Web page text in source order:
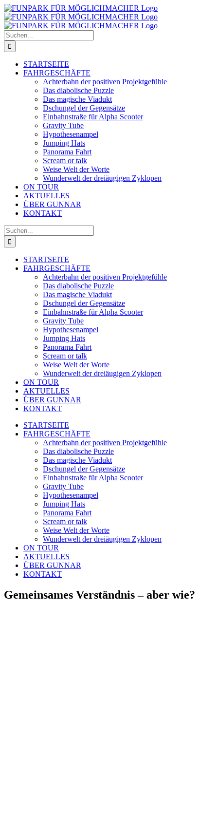
Zum
Inhalt
springen
Suche
nach:
STARTSEITE
FAHRGESCHÄFTE
Achterbahn der positiven Projektgefühle
Das diabolische Puzzle
Das magische Viadukt
Dschungel der Gegensätze
Einbahnstraße für Alpha Scooter
Gravity Tube
Hypothesenampel
Jumping Hats
Panorama Fahrt
Scream or talk
Weise Welt der Worte
Wunderwelt der dreiäugigen Zyklopen
ON TOUR
AKTUELLES
ÜBER GUNNAR
KONTAKT
Suche
nach:
STARTSEITE
FAHRGESCHÄFTE
Achterbahn der positiven Projektgefühle
Das diabolische Puzzle
Das magische Viadukt
Dschungel der Gegensätze
Einbahnstraße für Alpha Scooter
Gravity Tube
Hypothesenampel
Jumping Hats
Panorama Fahrt
Scream or talk
Weise Welt der Worte
Wunderwelt der dreiäugigen Zyklopen
ON TOUR
AKTUELLES
ÜBER GUNNAR
KONTAKT
STARTSEITE
FAHRGESCHÄFTE
Achterbahn der positiven Projektgefühle
Das diabolische Puzzle
Das magische Viadukt
Dschungel der Gegensätze
Einbahnstraße für Alpha Scooter
Gravity Tube
Hypothesenampel
Jumping Hats
Panorama Fahrt
Scream or talk
Weise Welt der Worte
Wunderwelt der dreiäugigen Zyklopen
ON TOUR
AKTUELLES
ÜBER GUNNAR
KONTAKT
Gemeinsames Verständnis – aber wie?